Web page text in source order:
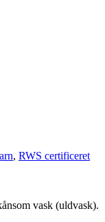
, RWS certificeret
vask (uldvask).